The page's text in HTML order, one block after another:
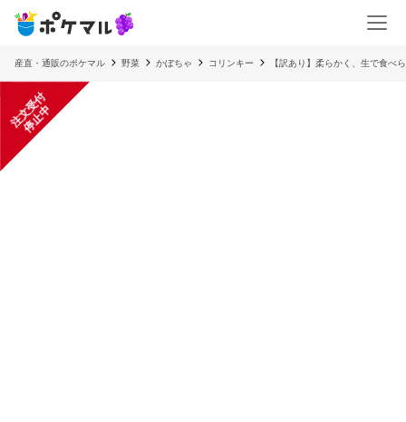
産直・通販のポケマル 野菜 かぼちゃ コリンキー 【訳あり】柔らかく、生で食べ
注
文
受
付
停
止
中